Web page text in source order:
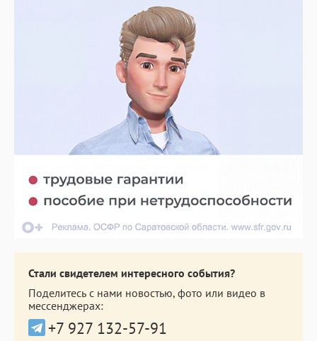
Стали свидетелем интересного события?
Поделитесь с нами новостью, фото или видео в
мессенджерах:
+7 927 132-57-91